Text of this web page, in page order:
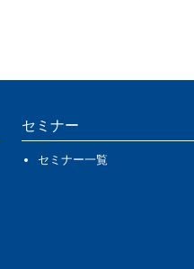
セミナー
セミナー一覧